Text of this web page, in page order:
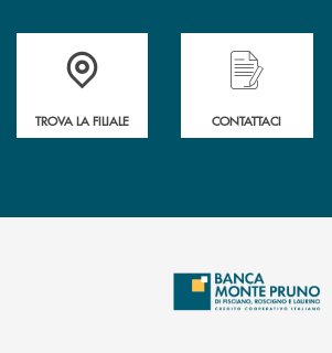
Accedi all' elenco completo&nbsp;
TROVA LA FILIALE
Hai bisogno di
CONTATTACI